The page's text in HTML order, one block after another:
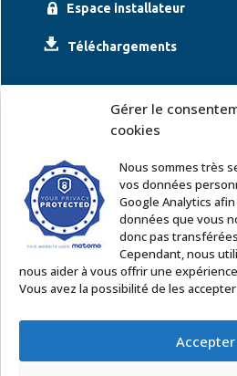
Gérer le
cookies
Nous sommes très
vos données
Google Analytics
données que vous
donc pas
Cependant, nous
nous aider à vous offrir une
Vous avez la possibilité de les
Accepter
Espace installateur
Téléchargements
ACCOR
2 rue Léonard de Vinci –
Tél. : 01 60 85
Email: